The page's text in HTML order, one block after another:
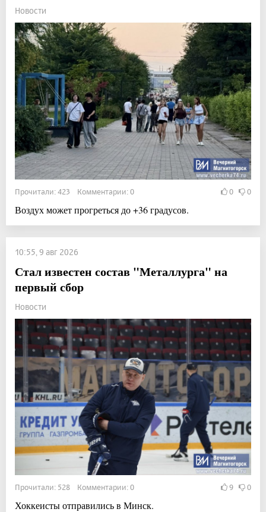
Новости
Прочитали: 423 Комментарии: 0 0 0
Воздух может прогреться до +36 градусов.
10:55, 9 авг 2026
Стал известен состав "Металлурга" на
первый сбор
Новости
Прочитали: 528 Комментарии: 0 9 0
Хоккеисты отправились в Минск.